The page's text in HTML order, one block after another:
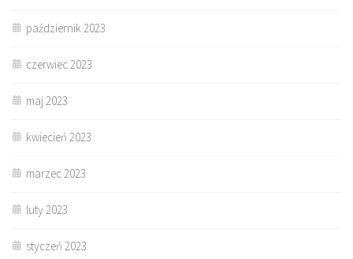
październik 2023
czerwiec 2023
maj 2023
kwiecień 2023
marzec 2023
luty 2023
styczeń 2023